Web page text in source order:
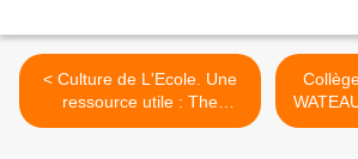
< Culture de L'Ecole. Une
ressource utile : The
conversation